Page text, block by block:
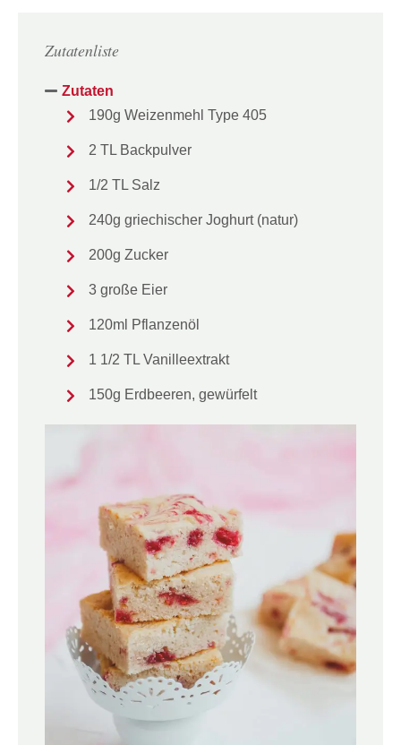
Zutatenliste
Zutaten
190g Weizenmehl Type 405
2 TL Backpulver
1/2 TL Salz
240g griechischer Joghurt (natur)
200g Zucker
3 große Eier
120ml Pflanzenöl
1 1/2 TL Vanilleextrakt
150g Erdbeeren, gewürfelt